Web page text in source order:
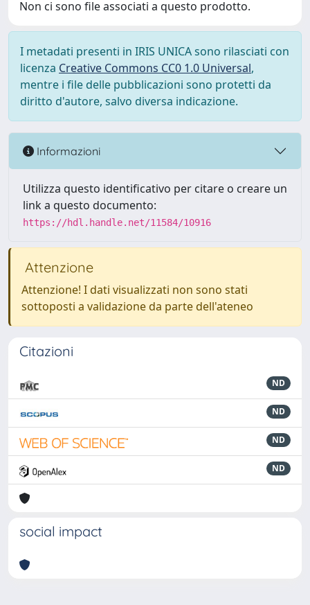
Non ci sono file associati a questo prodotto.
I metadati presenti in IRIS UNICA sono rilasciati con
licenza Creative Commons CC0 1.0 Universal,
mentre i file delle pubblicazioni sono protetti da
diritto d'autore, salvo diversa indicazione.
Informazioni
Utilizza questo identificativo per citare o creare un
link a questo documento:
https://hdl.handle.net/11584/10916
Attenzione
Attenzione! I dati visualizzati non sono stati
sottoposti a validazione da parte dell'ateneo
Citazioni
ND
ND
ND
ND
social impact